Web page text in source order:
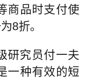
商品时支付使
8折。
究员付一夫
一种有效的短